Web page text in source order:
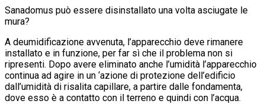
Sanadomus può essere disinstallato una volta asciugate le
mura?
A deumidificazione avvenuta, l’apparecchio deve rimanere
installato e in funzione, per far sì che il problema non si
ripresenti. Dopo avere eliminato anche l’umidità l’apparecchio
continua ad agire in un ‘azione di protezione dell’edificio
dall’umidità di risalita capillare, a partire dalle fondamenta,
dove esso è a contatto con il terreno e quindi con l’acqua.